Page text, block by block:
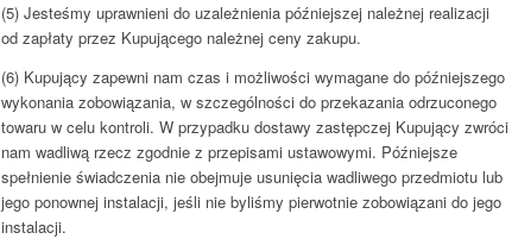
(5) Jesteśmy uprawnieni do uzależnienia późniejszej należnej realizacji
od zapłaty przez Kupującego należnej ceny zakupu.
(6) Kupujący zapewni nam czas i możliwości wymagane do późniejszego
wykonania zobowiązania, w szczególności do przekazania odrzuconego
towaru w celu kontroli. W przypadku dostawy zastępczej Kupujący zwróci
nam wadliwą rzecz zgodnie z przepisami ustawowymi. Późniejsze
spełnienie świadczenia nie obejmuje usunięcia wadliwego przedmiotu lub
jego ponownej instalacji, jeśli nie byliśmy pierwotnie zobowiązani do jego
instalacji.